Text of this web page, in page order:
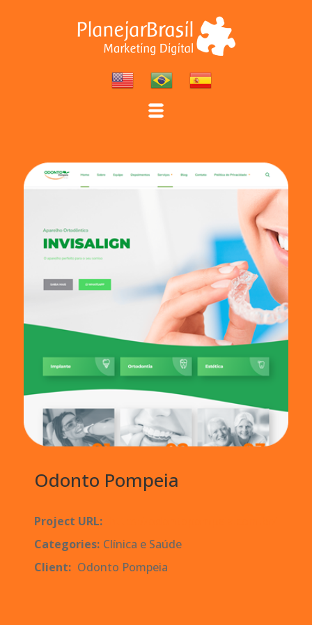
Odonto Pompeia
Project URL:
Categories: Clínica e Saúde
Client: Odonto Pompeia